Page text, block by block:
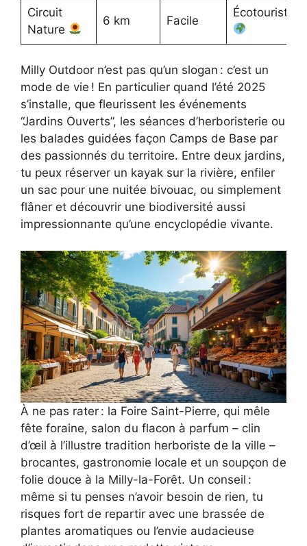
Circuit
Nature
6 km Facile
Écotouristes
Milly Outdoor n’est pas qu’un slogan : c’est un
mode de vie ! En particulier quand l’été 2025
s’installe, que fleurissent les événements
“Jardins Ouverts”, les séances d’herboristerie ou
les balades guidées façon Camps de Base par
des passionnés du territoire. Entre deux jardins,
tu peux réserver un kayak sur la rivière, enfiler
un sac pour une nuitée bivouac, ou simplement
flâner et découvrir une biodiversité aussi
impressionnante qu’une encyclopédie vivante.
À ne pas rater : la Foire Saint-Pierre, qui mêle
fête foraine, salon du flacon à parfum – clin
d’œil à l’illustre tradition herboriste de la ville –
brocantes, gastronomie locale et un soupçon de
folie douce à la Milly-la-Forêt. Un conseil :
même si tu penses n’avoir besoin de rien, tu
risques fort de repartir avec une brassée de
plantes aromatiques ou l’envie audacieuse